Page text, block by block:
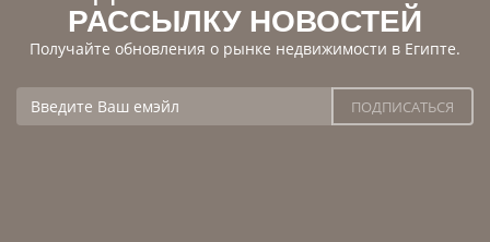
РАССЫЛКУ НОВОСТЕЙ
Получайте обновления о рынке недвижимости в Египте.